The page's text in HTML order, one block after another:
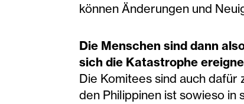
können Änderungen und
Die Menschen sind dann
sich die Katastrophe
Die Komitees sind auch
den Philippinen ist sowieso